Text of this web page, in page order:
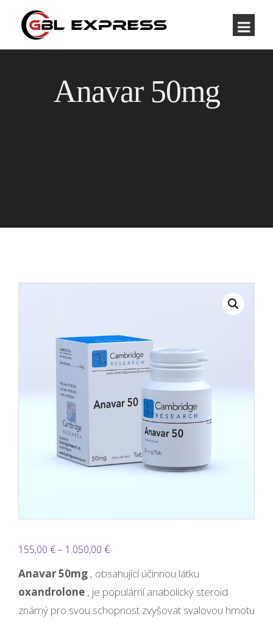
Anavar 50mg
155,00 €– 1.050,00 €Rozpětí
cen:
155,00 €
Anavar 50mg , obsahující účinnou látku
oxandrolone , je populární anabolický steroid
známý pro svou schopnost zvyšovat svalovou hmotu